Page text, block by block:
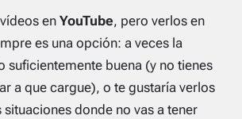
enYouTube, pero verlos en
es una opción: a veces la
suficientemente buena (y no tienes
a que cargue), o te gustaría verlos
donde no vas a tener